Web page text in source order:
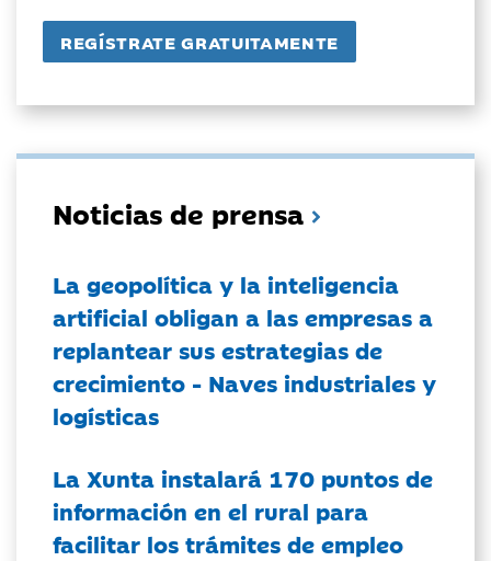
Noticias de prensa
La geopolítica y la inteligencia
artificial obligan a las empresas a
replantear sus estrategias de
crecimiento - Naves industriales y
logísticas
La Xunta instalará 170 puntos de
información en el rural para
facilitar los trámites de empleo